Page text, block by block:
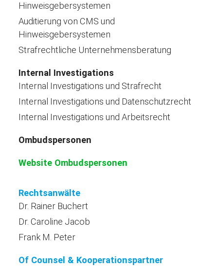
Hinweisgebersystemen
Auditierung von CMS und
Hinweisgebersystemen
Strafrechtliche Unternehmensberatung
Internal Investigations
Internal Investigations und Strafrecht
Internal Investigations und Datenschutzrecht
Internal Investigations und Arbeitsrecht
Ombudspersonen
Website Ombudspersonen
Rechtsanwälte
Dr. Rainer Buchert
Dr. Caroline Jacob
Frank M. Peter
Of Counsel & Kooperationspartner